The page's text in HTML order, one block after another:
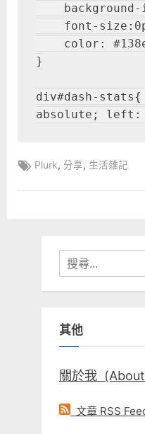
font-
color:
}
div#dash-
absolute; left:
Tags:
Plurk,分享, 生活雜記
搜
尋
關
字:
其他
關於我
文章 RSS